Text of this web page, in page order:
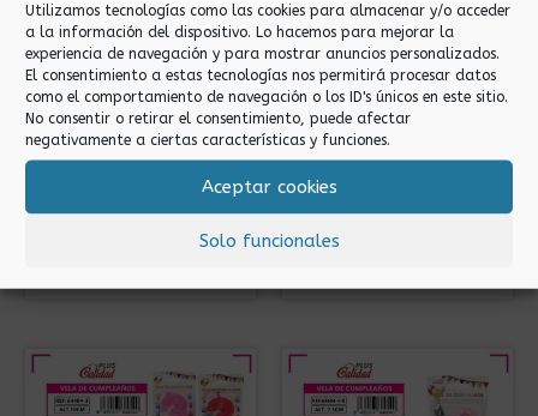
Utilizamos tecnologías como las cookies para almacenar y/o acceder
a la información del dispositivo. Lo hacemos para mejorar la
experiencia de navegación y para mostrar anuncios personalizados.
El consentimiento a estas tecnologías nos permitirá procesar datos
como el comportamiento de navegación o los ID's únicos en este sitio.
No consentir o retirar el consentimiento, puede afectar
negativamente a ciertas características y funciones.
Aceptar cookies
Solo funcionales
Velas de cumpleaños Velas de cumpleaños
VELA 3